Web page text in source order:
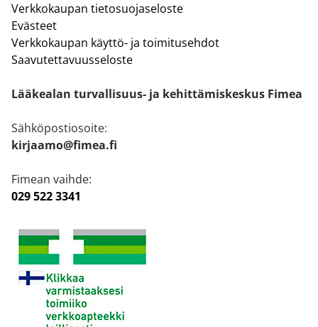
Verkkokaupan tietosuojaseloste
Evästeet
Verkkokaupan käyttö- ja toimitusehdot
Saavutettavuusseloste
Lääkealan turvallisuus- ja kehittämiskeskus Fimea
Sähköpostiosoite:
kirjaamo@fimea.fi
Fimean vaihde:
029 522 3341